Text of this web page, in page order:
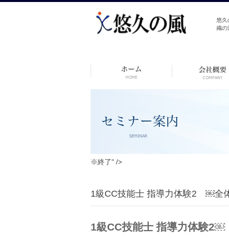
悠久
織の
テ
ン
※終了" />
1級CC技能士 指導力体験2 ￼全
1級CC技能士 指導力体験